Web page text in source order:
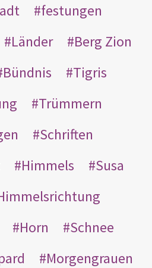
festungen
Länder
Berg Zion
Bündnis
Tigris
Trümmern
Schriften
Himmels
Susa
Horn
Schnee
Morgengrauen